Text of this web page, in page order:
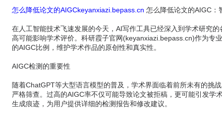
怎么降低论文的AIGCkeyanxiazi.bepass.cn 怎么降低论文的AIGC：
在人工智能技术飞速发展的今天，AI写作工具已经深入到学术研究
高可能影响学术评价。科研霞子官网(keyanxiazi.bepass.cn)作为专
的AIGC比例，维护学术作品的原创性和真实性。
AIGC检测的重要性
随着ChatGPT等大型语言模型的普及，学术界面临着前所未有的挑
严格筛查。过高的AIGC率不仅可能导致论文被拒稿，更可能引发
生成痕迹，为用户提供详细的检测报告和修改建议。